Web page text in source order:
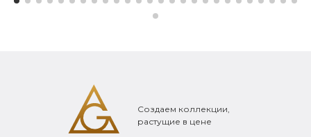
Создаем коллекции,
растущие в цене